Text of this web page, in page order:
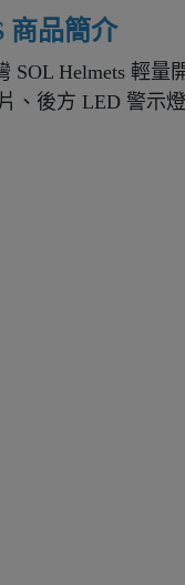
商品簡介
SOL Helmets 輕
、後方 LED 警示